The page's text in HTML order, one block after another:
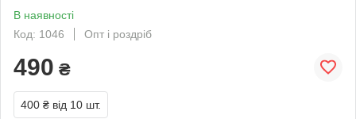
В наявності
Код: 1046
Опт і роздріб
490 ₴
400 ₴ від 10 шт.